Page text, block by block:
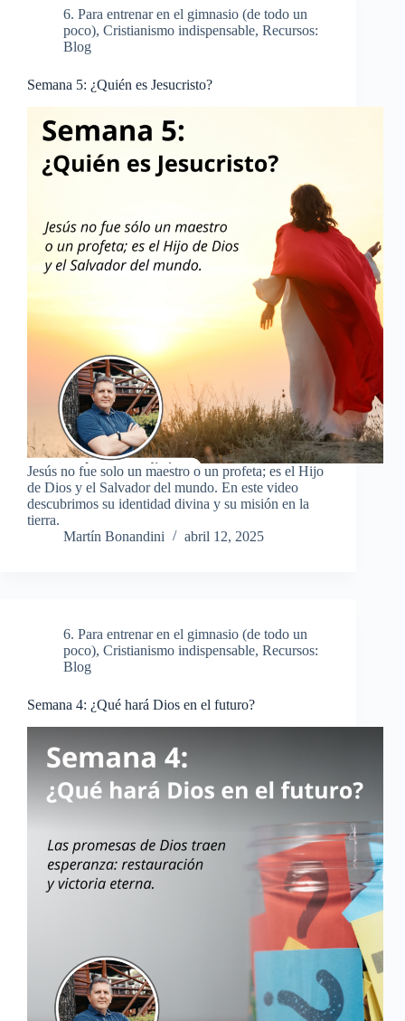
6. Para entrenar en el gimnasio (de todo un
poco), Cristianismo indispensable, Recursos:
Blog
Semana 5: ¿Quién es Jesucristo?
Jesús no fue solo un maestro o un profeta; es el Hijo
de Dios y el Salvador del mundo. En este video
descubrimos su identidad divina y su misión en la
tierra.
Martín Bonandini
abril 12, 2025
6. Para entrenar en el gimnasio (de todo un
poco), Cristianismo indispensable, Recursos:
Blog
Semana 4: ¿Qué hará Dios en el futuro?